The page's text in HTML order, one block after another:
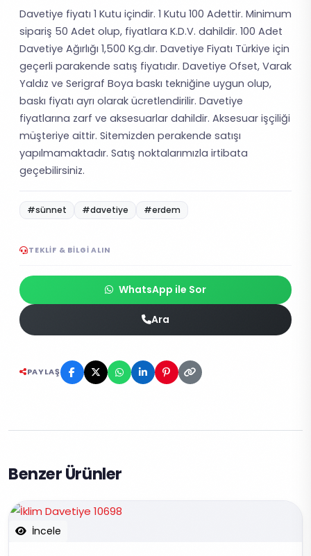
Davetiye fiyatı 1 Kutu içindir. 1 Kutu 100 Adettir. Minimum
sipariş 50 Adet olup, fiyatlara K.D.V. dahildir. 100 Adet
Davetiye Ağırlığı 1,500 Kg.dır. Davetiye Fiyatı Türkiye için
geçerli parakende satış fiyatıdır. Davetiye Ofset, Varak
Yaldız ve Serigraf Boya baskı tekniğine uygun olup,
baskı fiyatı ayrı olarak ücretlendirilir. Davetiye
fiyatlarına zarf ve aksesuarlar dahildir. Aksesuar işçiliği
müşteriye aittir. Sitemizden perakende satışı
yapılmamaktadır. Satış noktalarımızla irtibata
geçebilirsiniz.
#sünnet #davetiye #erdem
TEKLIF & BILGI ALIN
WhatsApp ile Sor
Ara
PAYLAŞ
Benzer Ürünler
İncele